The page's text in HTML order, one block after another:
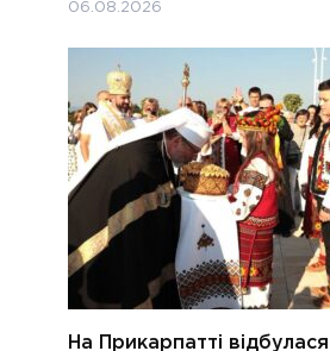
06.08.2026
На Прикарпатті